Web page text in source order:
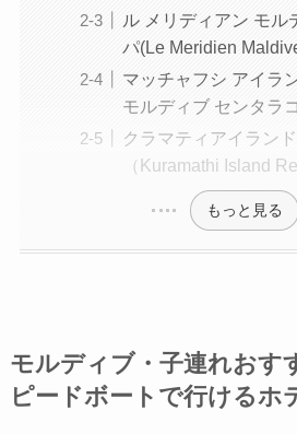
ル メリディアン モル
パ(Le Meridien
マッチャフシ アイラ
モルディブ センタラ
クラマティアイラン
（Kuramathi Island
もっと見る
モルディブ・子連れおす
ピードボートで行けるホ